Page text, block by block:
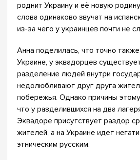
роднит Украину и её новую
слова одинаково звучат на
из-за чего у украинцев почти не
Анна поделилась, что точно
Украине, у эквадорцев
разделение людей внутри
недолюбливают друг друга
побережья. Однако причины
что у разделившихся на два
Эквадоре присутствует раздор
жителей, а на Украине идет
этническим русским.